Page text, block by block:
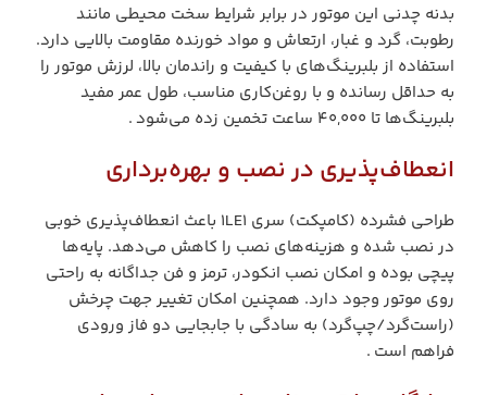
بدنه چدنی این موتور در برابر شرایط سخت محیطی مانند
رطوبت، گرد و غبار، ارتعاش و مواد خورنده مقاومت بالایی دارد.
استفاده از بلبرینگ‌های با کیفیت و راندمان بالا، لرزش موتور را
به حداقل رسانده و با روغن‌کاری مناسب، طول عمر مفید
بلبرینگ‌ها تا ۴۰,۰۰۰ ساعت تخمین زده می‌شود .
انعطاف‌پذیری در نصب و بهره‌برداری
طراحی فشرده (کامپکت) سری 1LE1 باعث انعطاف‌پذیری خوبی
در نصب شده و هزینه‌های نصب را کاهش می‌دهد. پایه‌ها
پیچی بوده و امکان نصب انکودر، ترمز و فن جداگانه به راحتی
روی موتور وجود دارد. همچنین امکان تغییر جهت چرخش
(راست‌گرد/چپ‌گرد) به سادگی با جابجایی دو فاز ورودی
فراهم است .